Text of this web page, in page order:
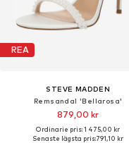
REA
STEVE MADDEN
Remsandal 'Bellarosa'
879,00 kr
Ordinarie pris: 1 475,00 kr
Senaste lägsta pris:791,10 kr